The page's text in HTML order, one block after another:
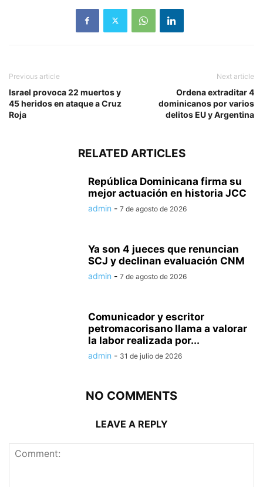
Previous article
Israel provoca 22 muertos y
45 heridos en ataque a Cruz
Roja
Next article
Ordena extraditar 4
dominicanos por varios
delitos EU y Argentina
RELATED ARTICLES
República Dominicana firma su
mejor actuación en historia JCC
admin - 7 de agosto de 2026
Ya son 4 jueces que renuncian
SCJ y declinan evaluación CNM
admin - 7 de agosto de 2026
Comunicador y escritor
petromacorisano llama a valorar
la labor realizada por...
admin - 31 de julio de 2026
NO COMMENTS
LEAVE A REPLY